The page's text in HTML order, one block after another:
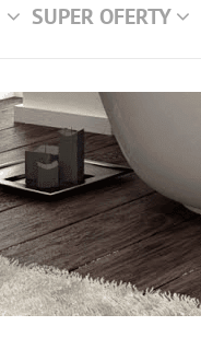
SUPER OFERTY